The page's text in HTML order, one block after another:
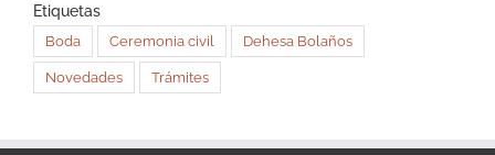
Etiquetas
Boda Ceremonia civil Dehesa Bolaños
Novedades Trámites